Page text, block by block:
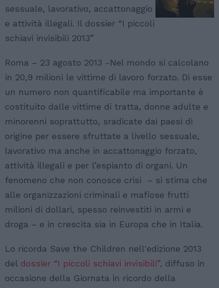
sessuale, lavorativo, accattonaggio
e attività illegali. Il dossier “I piccoli
schiavi invisibili 2013”
Roma – 23 agosto 2013 -Nel mondo si calcolano
in 20,9 milioni le vittime di lavoro forzato. Di esse
un numero non quantificabile ma importante è
costituito dalle vittime di tratta, donne adulte e
minorenni soprattutto, sradicate dai paesi di
origine per essere sfruttate a livello sessuale,
lavorativo ma anche in accattonaggio forzato,
attività illegali e per l’espianto di organi. Un
fenomeno che non conosce crisi – si stima che
alle organizzazioni criminali e mafiose frutti
milioni di dollari, spesso reinvestiti in armi e
droga – e in crescita sia in Europa che in Italia.
Lo ricorda Save the Children nell'edizione 2013
del dossier “I piccoli schiavi invisibili”, diffuso in
occasione della Giornata in ricordo della